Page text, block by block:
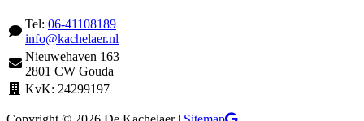
Tel: 06-41108189
info@kachelaer.nl
Nieuwehaven 163
2801 CW Gouda
KvK: 24299197